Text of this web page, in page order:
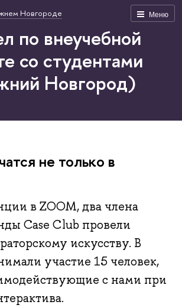
Меню
Новгороде
по внеучебной
со студентами
Новгород)
не только в
в ZOOM, два члена
Case Club провели
искусству. В
участие 15 человек,
с нами при